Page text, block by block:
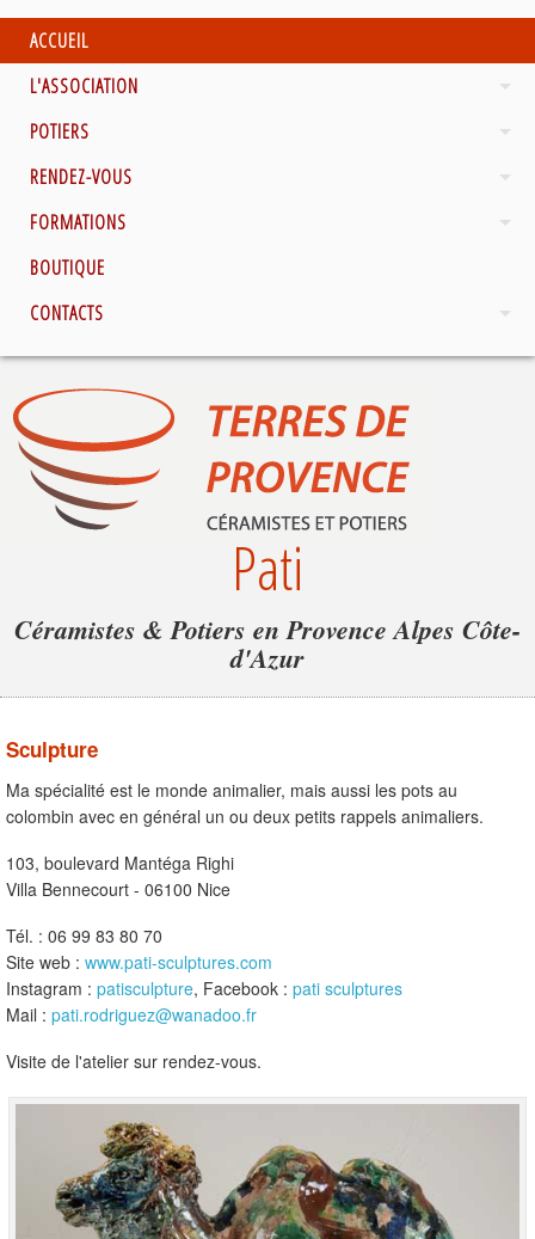
ACCUEIL
L'ASSOCIATION
POTIERS
RENDEZ-VOUS
FORMATIONS
BOUTIQUE
CONTACTS
Pati
Céramistes & Potiers en Provence Alpes Côte-
d'Azur
Sculpture
Ma spécialité est le monde animalier, mais aussi les pots au
colombin avec en général un ou deux petits rappels animaliers.
103, boulevard Mantéga Righi
Villa Bennecourt - 06100 Nice
Tél. : 06 99 83 80 70
Site web : www.pati-sculptures.com
Instagram : patisculpture, Facebook : pati sculptures
Mail : pati.rodriguez@wanadoo.fr
Visite de l'atelier sur rendez-vous.